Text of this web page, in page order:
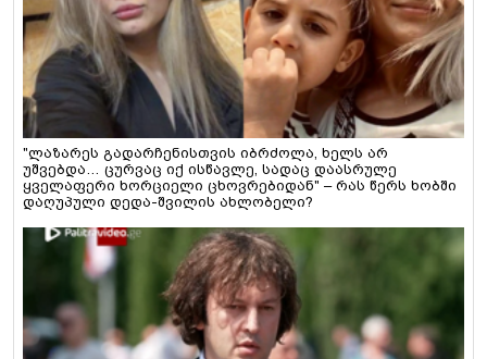
"ლაზარეს გადარჩენისთვის იბრძოლა, ხელს არ
უშვებდა… ცურვაც იქ ისწავლე, სადაც დაასრულე
ყველაფერი ხორციელი ცხოვრებიდან" – რას წერს ხობში
დაღუპული დედა-შვილის ახლობელი?